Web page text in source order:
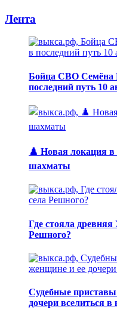
Лента
Бойца СВО Семёна
последний путь 10
♟️ Новая локация в
шахматы
Где стояла древняя
Решного?
Судебные
дочери вселиться в